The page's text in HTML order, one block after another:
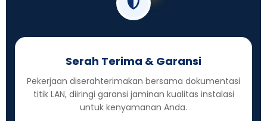
Serah Terima & Garansi
Pekerjaan diserahterimakan bersama dokumentasi
titik LAN, diiringi garansi jaminan kualitas instalasi
untuk kenyamanan Anda.